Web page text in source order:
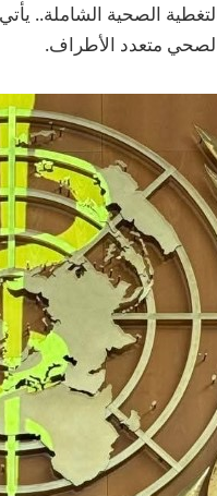
الصحية الشاملة..
متعدد الأطراف.